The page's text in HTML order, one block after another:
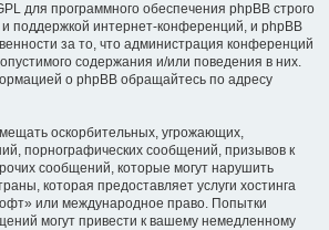
для программного обеспечения phpBB строго
поддержкой интернет-конференций, и phpBB
за то, что администрация конференций
содержания и/или поведения в них.
о phpBB обращайтесь по адресу
оскорбительных, угрожающих,
порнографических сообщений, призывов к
сообщений, которые могут нарушить
которая предоставляет услуги хостинга
или международное право. Попытки
могут привести к вашему немедленному